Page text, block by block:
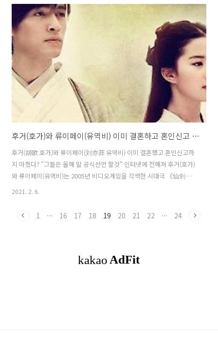
년 듣던 결혼재촉의 소리를 듣지 않고 넘어갈수 있을것 같다. 일반 보통
사람들도 이때가 되면 스트레스를 받지만, 솔로의 스타들은 이때가 되면
각종의 "결혼 재촉"들과 더욱많이 마주하게 된다. 며칠전부터 중국의 인
터넷에는 류이페이(유역비)와 후거(호가)의 결혼 소문과 함께 이미 혼인
신고를 마쳤다는 소문들로 장식됐으며, 소문이 일면서 순간적으로 많은
사람들과 네티..
후거(호가)와 류이페이(유역비) 이미 결혼하고 혼인신고 마쳤다?
후거(胡歌 호가)와 류이페이(刘亦菲 유역비) 이미 결혼했고 혼인신고까
지 마쳤다? "그들은 올해 말 공식선언 할것" 인터넷에 전해져 후거(호가)
와 류이페이(유역비)는 2005년 비디오게임을 각색한 시대극 《仙剑奇
侠传 선검기협전》에 함께 주연으로 출연하며 폭발적인 인기를 얻었으
(赵灵儿 조영아) 역을 맡아 연기해 팬들의 마음속에 신선커플로 자리잡
문이 갑작스럽게 전해졌다. 비록 실증 자체가 없고, 당사자 역시 아직까
2021. 2. 6.
1 ··· 16 17 18 19 20 21 22 ··· 24